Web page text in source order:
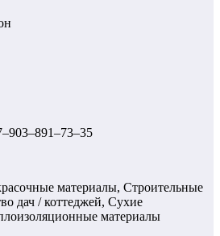
материалы, Строительные
дач / коттеджей, Сухие
материалы